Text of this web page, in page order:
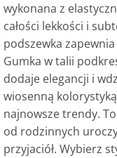
wykonana z
całości lekkości i
podszewka
Gumka w talii
dodaje elegancji i
wiosenną
najnowsze trendy.
od rodzinnych
przyjaciół. Wybierz